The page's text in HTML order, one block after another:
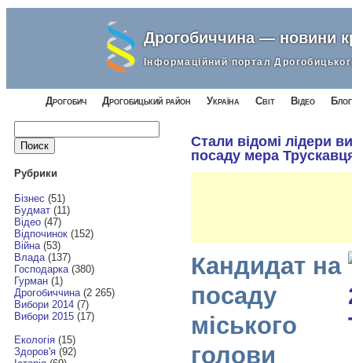
Дрогобиччина — новини
Інформаційний портал
Дрогобич Дрогобицький район Україна Світ Відео
Найти:
Рубрики
Бізнес (51)
Будмат(11)
Відео(47)
Відпочинок(152)
Війна(53)
Влада(137)
Господарка(380)
Гурман(1)
Дрогобиччина(2 265)
Вибори 2014(7)
Вибори 2015(17)
Екологія(15)
Здоров'я(92)
Стали відомі лідери
посаду мера
Кандидат на
посаду
міського
голови